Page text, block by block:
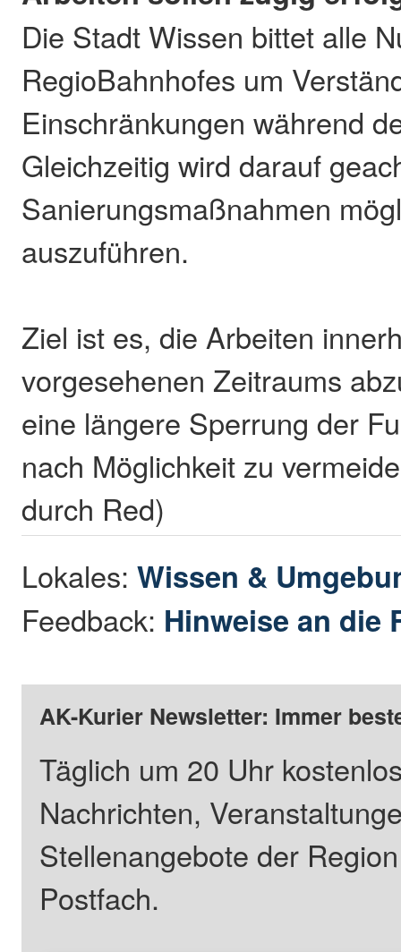
Die Stadt Wissen bittet alle
RegioBahnhofes um
Einschränkungen während
Gleichzeitig wird darauf
Sanierungsmaßnahmen
auszuführen.
Ziel ist es, die Arbeiten
vorgesehenen Zeitraums
eine längere Sperrung der
nach Möglichkeit zu
durch Red)
Lokales:Wissen &
Feedback: Hinweise an die
AK-Kurier Newsletter: Immer
Täglich um 20 Uhr
Nachrichten,
Stellenangebote der
Postfach.